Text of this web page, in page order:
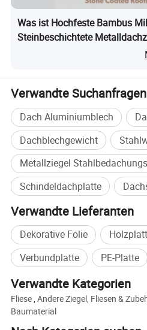
Was ist Hochfeste Bambus
Steinbeschichtete
Verwandte Suchanfragen
Dach Aluminiumblech
Dachblechgewicht
Metallziegel
Schindeldachplatte
Verwandte Lieferanten
Dekorative Folie
Verbundplatte
PE-Platte
Verwandte Kategorien
Fliese,Andere Ziegel, Fliesen &
Baumaterial